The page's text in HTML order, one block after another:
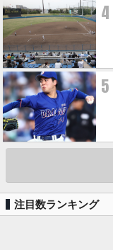
4
5
注目数ランキング